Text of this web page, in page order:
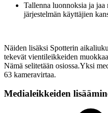
Tallenna luonnoksia ja jaa
järjestelmän käyttäjien
Näiden lisäksi Spotterin
tekevät vientileikkeiden
Nämä selitetään osiossa.Yksi
63 kameravirtaa.
Medialeikkeiden